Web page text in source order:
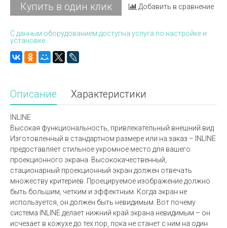
Купить в один клик Добавить в сравнение
С данным оборудованием доступна услуга по настройке и
установке.
Описание Характеристики
INLINE
Высокая функциональность, привлекательный внешний вид
Изготовленный в стандартном размере или на заказ – INLINE
предоставляет стильное укромное место для вашего
проекционного экрана. Высококачественный,
стационарный проекционный экран должен отвечать
множеству критериев. Проецируемое изображение должно
быть большим, четким и эффектным. Когда экран не
используется, он должен быть невидимым. Вот почему
система INLINE делает нижний край экрана невидимым – он
исчезает в кожухе до тех пор, пока не станет с ним на один